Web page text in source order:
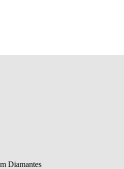
Diamantes